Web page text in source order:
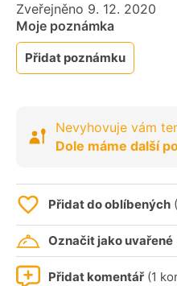
Zveřejněno 9. 12. 2020
Moje poznámka
Přidat poznámku
Nevyhovuje vám
Dole máme další
Přidat do oblíbených
Označit jako uvařené
Přidat komentář (1